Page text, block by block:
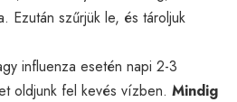
Ezután szűrjük le, és tároljuk
influenza esetén napi 2-3
oldjunk fel kevés vízben. Mindig